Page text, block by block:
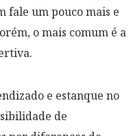
fale um pouco mais e
o mais comum é a
e estanque no
de